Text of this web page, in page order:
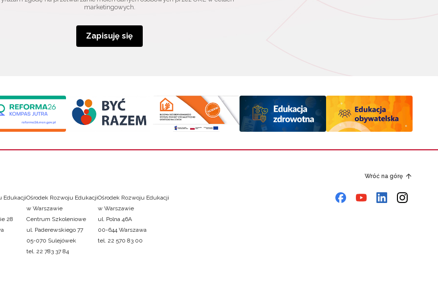
marketingowych.
Zapisuję się
Wróć na górę
Edukacji
28
Ośrodek Rozwoju Edukacji
w Warszawie
Centrum Szkoleniowe
ul. Paderewskiego 77
05-070 Sulejówek
tel. 22 783 37 84
Ośrodek Rozwoju Edukacji
w Warszawie
ul. Polna 46A
00-644 Warszawa
tel. 22 570 83 00